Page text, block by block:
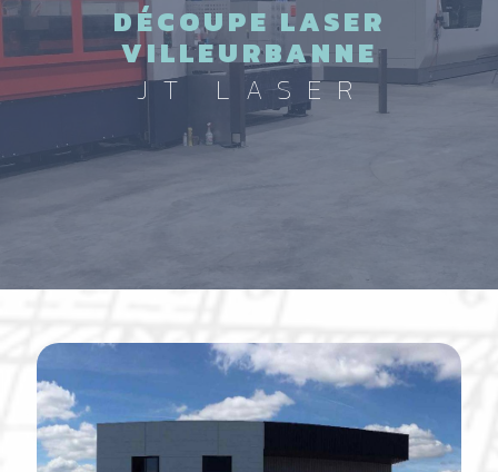
DÉCOUPE LASER
VILLEURBANNE
JT LASER